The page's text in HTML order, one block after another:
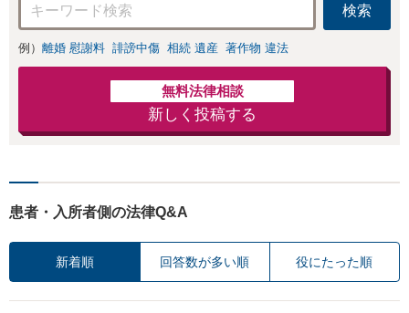
検索
例） 離婚 慰謝料 誹謗中傷 相続 遺産 著作物 違法
無料法律相談
新しく投稿する
患者・入所者側の法律Q&A
新着順 回答数が多い順 役にたった順